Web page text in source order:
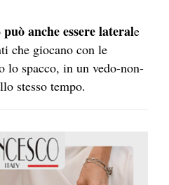
può anche essere laterale
che giocano con le
lo spacco, in un vedo-non-
stesso tempo.